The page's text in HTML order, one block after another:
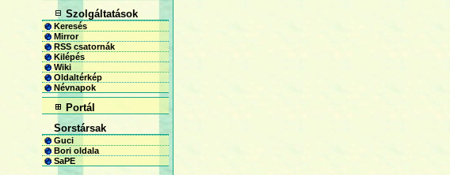
Szolgáltatások
Keresés
Mirror
RSS csatornák
Kilépés
Wiki
Oldaltérkép
Névnapok
Portál
Sorstársak
Guci
Bori oldala
SaPE